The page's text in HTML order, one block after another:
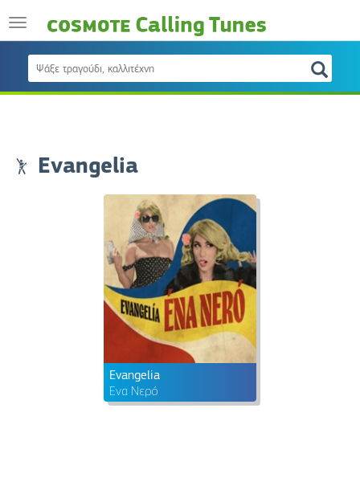
Evangelia
Evangelia
Ένα Νερό